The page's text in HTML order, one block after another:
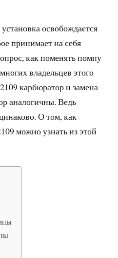
освобождается
принимает на себя
как поменять помпу
владельцев этого
карбюратор и замена
аналогичны. Ведь
О том, как
можно узнать из этой